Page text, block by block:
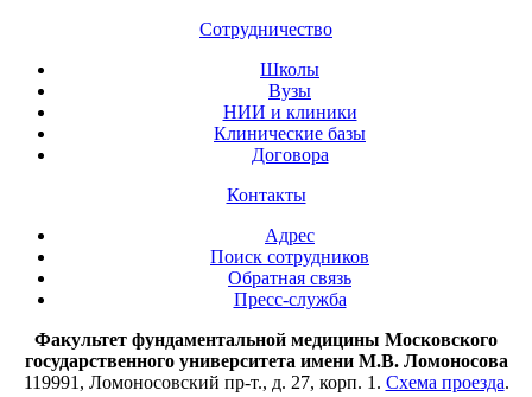
Сотрудничество
Школы
Вузы
НИИ и клиники
Клинические базы
Договора
Контакты
Адрес
Поиск сотрудников
Обратная связь
Пресс-служба
Факультет фундаментальной медицины Московского
государственного университета имени М.В. Ломоносова
119991, Ломоносовский пр-т., д. 27, корп. 1. Схема проезда.